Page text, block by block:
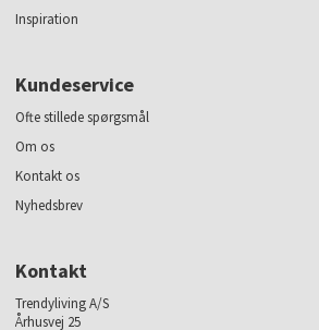
Inspiration
Kundeservice
Ofte stillede spørgsmål
Om os
Kontakt os
Nyhedsbrev
Kontakt
Trendyliving A/S
Århusvej 25